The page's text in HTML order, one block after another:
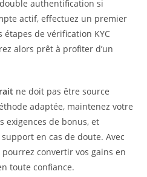
authentification si
actif, effectuez un premier
de vérification KYC
alors prêt à profiter d’un
ne doit pas être source
adaptée, maintenez votre
exigences de bonus, et
en cas de doute. Avec
convertir vos gains en
toute confiance.